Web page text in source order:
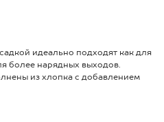
идеально подходят как для
более нарядных выходов.
из хлопка с добавлением
телу, но и отлично держат